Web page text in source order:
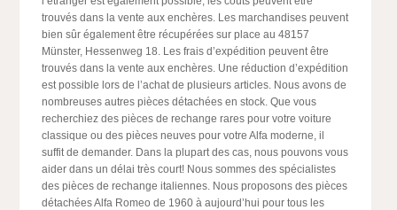
trouvés dans la vente aux enchères. Les marchandises peuvent
bien sûr également être récupérées sur place au 48157
Münster, Hessenweg 18. Les frais d’expédition peuvent être
trouvés dans la vente aux enchères. Une réduction d’expédition
est possible lors de l’achat de plusieurs articles. Nous avons de
nombreuses autres pièces détachées en stock. Que vous
recherchiez des pièces de rechange rares pour votre voiture
classique ou des pièces neuves pour votre Alfa moderne, il
suffit de demander. Dans la plupart des cas, nous pouvons vous
aider dans un délai très court! Nous sommes des spécialistes
des pièces de rechange italiennes. Nous proposons des pièces
détachées Alfa Romeo de 1960 à aujourd’hui pour tous les